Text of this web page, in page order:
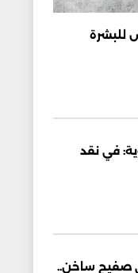
للبشرة
في نقد
صفيح ساخن..